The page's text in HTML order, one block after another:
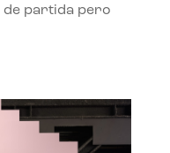
de partida pero